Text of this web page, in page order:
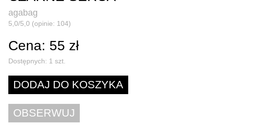
agabag
5,0/5,0 (opinie: 104)
Cena: 55 zł
Dostępnych: 1 szt.